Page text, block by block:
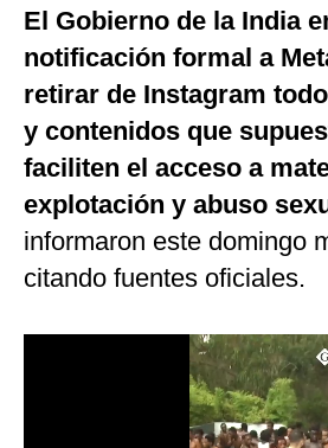
Internacional
Tecnología
Club del Suscriptor
G de Gestión
Notas Contratadas
El Gobierno de la India
notificación formal a
retirar de Instagram
y contenidos que
faciliten el acceso a
explotación y abuso
informaron este domingo
citando fuentes oficiales.